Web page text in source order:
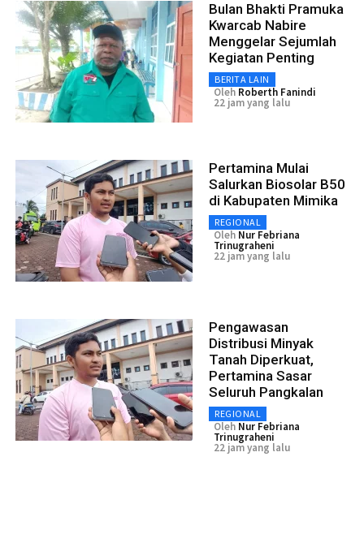
Bulan Bhakti Pramuka
Kwarcab Nabire
Menggelar Sejumlah
Kegiatan Penting
BERITA LAIN
Oleh Roberth Fanindi
22 jam yang lalu
Pertamina Mulai
Salurkan Biosolar B50
di Kabupaten Mimika
REGIONAL
Oleh Nur Febriana
Trinugraheni
22 jam yang lalu
Pengawasan
Distribusi Minyak
Tanah Diperkuat,
Pertamina Sasar
Seluruh Pangkalan
REGIONAL
Oleh Nur Febriana
Trinugraheni
22 jam yang lalu